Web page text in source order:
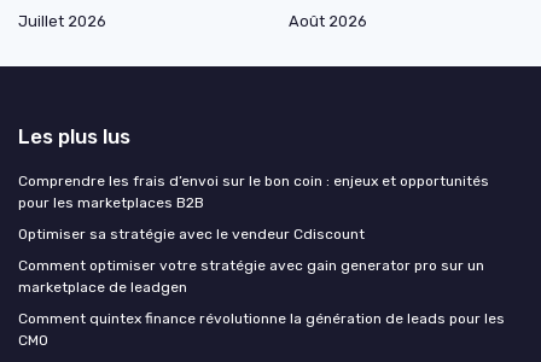
Juillet 2026
Août 2026
Les plus lus
Comprendre les frais d’envoi sur le bon coin : enjeux et opportunités
pour les marketplaces B2B
Optimiser sa stratégie avec le vendeur Cdiscount
Comment optimiser votre stratégie avec gain generator pro sur un
marketplace de leadgen
Comment quintex finance révolutionne la génération de leads pour les
CMO